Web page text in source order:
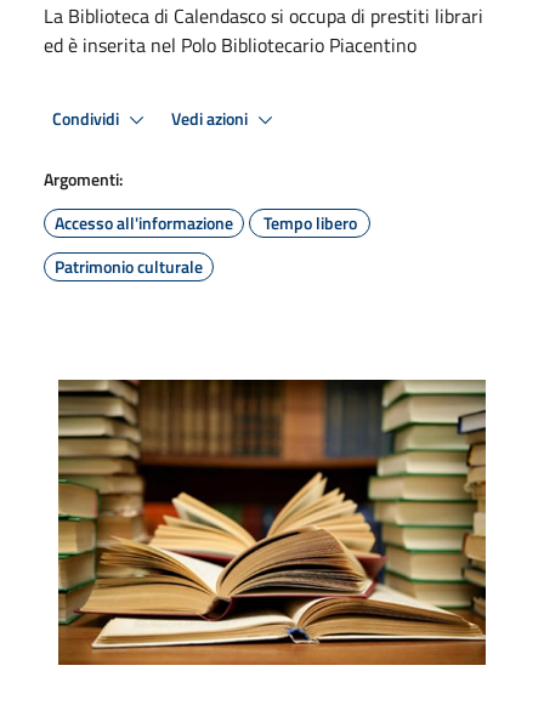
La Biblioteca di Calendasco si occupa di prestiti librari
ed è inserita nel Polo Bibliotecario Piacentino
Condividi Vedi azioni
Argomenti:
Accesso all'informazione
Tempo libero
Patrimonio culturale